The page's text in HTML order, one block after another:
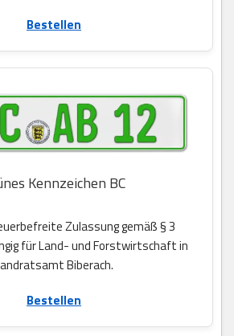
Bestellen
Kennzeichen BC
Zulassung gemäß § 3
für Land- und Forstwirtschaft in
Biberach.
Bestellen